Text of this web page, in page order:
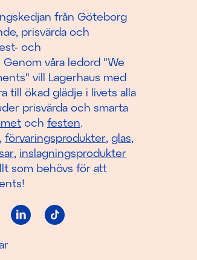
från Göteborg
prisvärda och
och
våra ledord "We
vill Lagerhaus med
till ökad glädje i livets alla
prisvärda och smarta
och festen.
, förvaringsprodukter, glas,
, inslagningsprodukter
som behövs för att